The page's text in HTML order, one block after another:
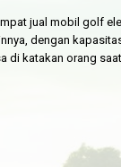
jual mobil golf
dengan
di katakan orang